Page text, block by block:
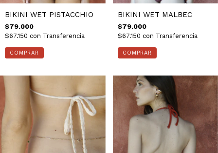
BIKINI WET PISTACCHIO
$79.000
$67.150 con Transferencia
COMPRAR
BIKINI WET MALBEC
$79.000
$67.150 con Transferencia
COMPRAR